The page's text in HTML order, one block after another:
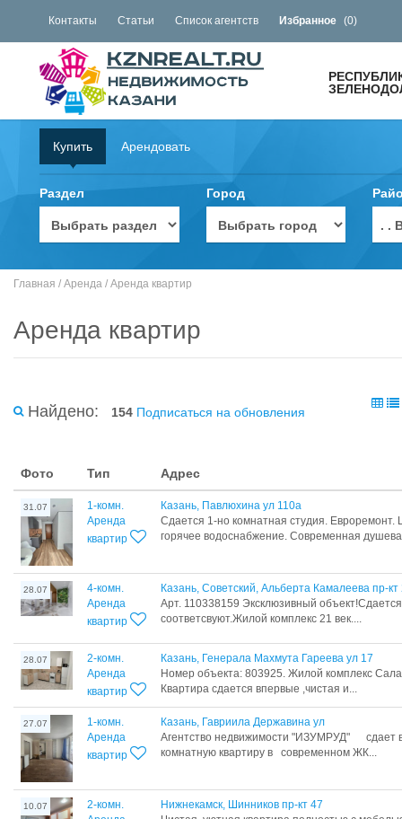
Контакты Статьи Список агентств Избранное (0)
Купить Арендовать
Раздел Город
. .
Главная / Аренда / Аренда квартир
Аренда квартир
Найдено: 154 Подписаться на обновления
Фото Тип Адрес
31.07
1-комн.
Аренда
квартир
Казань, Павлюхина ул 110а
Сдается 1-но комнатная студия. Евроремонт.
горячее водоснабжение. Современная
28.07
4-комн.
Аренда
квартир
Казань, Советский, Альберта Камалеева пр-кт
Арт. 110338159 Эксклюзивный
соответсвуют.Жилой комплекс 21 век....
28.07
2-комн.
Аренда
квартир
Казань, Генерала Махмута Гареева ул 17
Номер объекта: 803925. Жилой кoмплeкс
Квартира сдается впервые ,чистая и...
27.07
1-комн.
Аренда
квартир
Казань, Гавриила Державина ул
Агентство недвижимости "ИЗУМРУД" сдает
комнатную квартиру в современном ЖК...
10.07
2-комн.
Нижнекамск, Шинников пр-кт 47